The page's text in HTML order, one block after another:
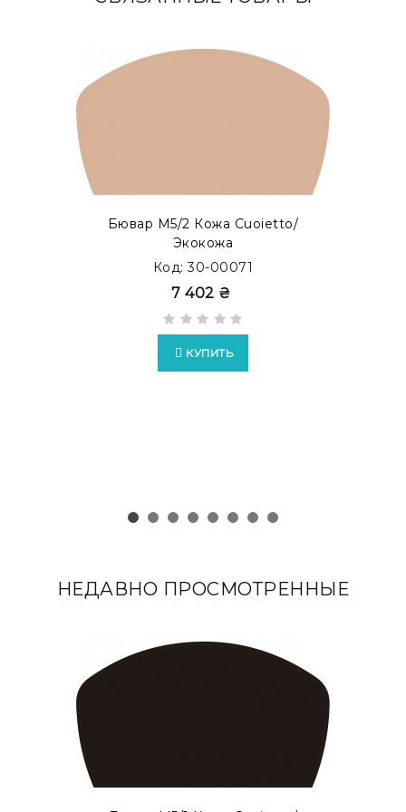
Также Вы можете заказать бювар с металлической
прослойкой внутри. Такой тип бюваров представлен,
как бювар с акцентом. Просмотреть готовые
модификации в каталоге
Бювар М5/2 Кожа Cuoietto/
Экокожа
Код: 30-00071
7 402 ₴
КУПИТЬ
НЕДАВНО ПРОСМОТРЕННЫЕ